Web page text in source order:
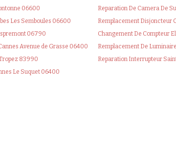
06600
Les Semboules 06600
06790
Avenue de Grasse 06400
83990
Le Suquet 06400
Reparation De Camera De
Remplacement Disjoncteur
Changement De Compteur
Remplacement De
Reparation Interrupteur